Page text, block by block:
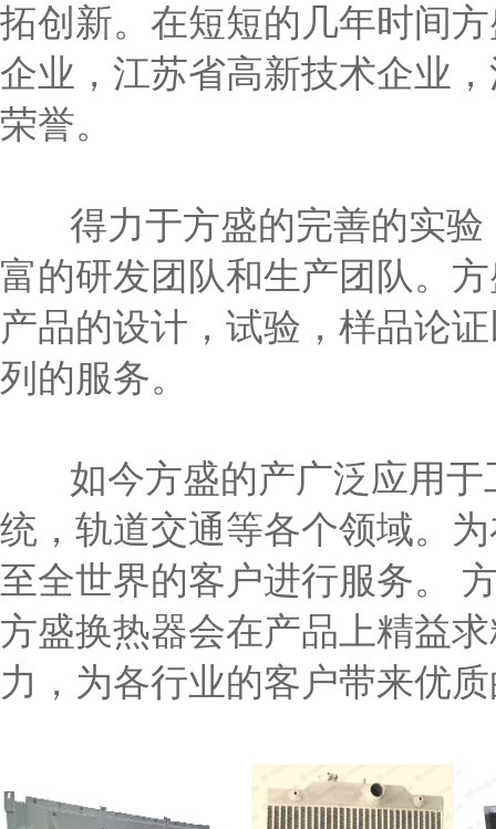
拓创新。在短短的几年时间
企业，江苏省高新技术企业
荣誉。
得力于方盛的完善的实验
富的研发团队和生产团队。
产品的设计，试验，样品论
列的服务。
如今方盛的产广泛应用于
统，轨道交通等各个领域。
至全世界的客户进行服务。
方盛换热器会在产品上精益
力，为各行业的客户带来优